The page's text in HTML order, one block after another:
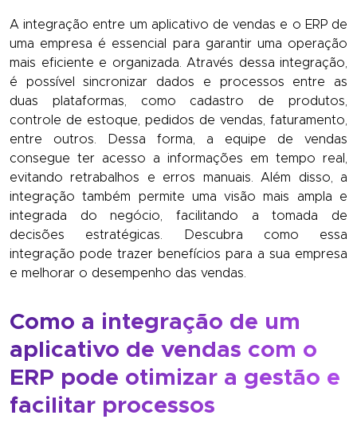
A integração entre um aplicativo de vendas e o ERP de
uma empresa é essencial para garantir uma operação
mais eficiente e organizada. Através dessa integração,
é possível sincronizar dados e processos entre as
duas plataformas, como cadastro de produtos,
controle de estoque, pedidos de vendas, faturamento,
entre outros. Dessa forma, a equipe de vendas
consegue ter acesso a informações em tempo real,
evitando retrabalhos e erros manuais. Além disso, a
integração também permite uma visão mais ampla e
integrada do negócio, facilitando a tomada de
decisões estratégicas. Descubra como essa
integração pode trazer benefícios para a sua empresa
e melhorar o desempenho das vendas.
Como a integração de um
aplicativo de vendas com o
ERP pode otimizar a gestão e
facilitar processos